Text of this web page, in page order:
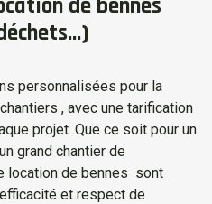
de bennes
personnalisées pour la
, avec une tarification
projet. Que ce soit pour un
grand chantier de
location de bennes sont
et respect de